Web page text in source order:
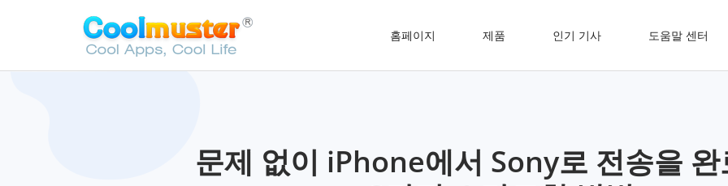
홈페이지 제품 인기 기사 도움말 센터
문제 없이 iPhone에서 Sony로 전송을